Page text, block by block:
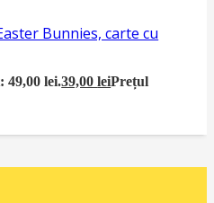
Bunnies, carte cu
49,00 lei.39,00leiPrețul